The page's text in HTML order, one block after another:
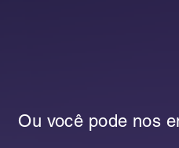
Ou você pode nos